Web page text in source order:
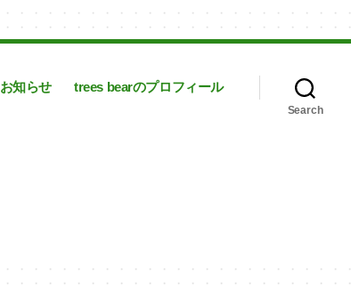
お知らせ trees bearのプロフィール
Search